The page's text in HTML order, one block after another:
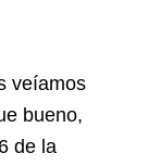
veíamos
bueno,
de la